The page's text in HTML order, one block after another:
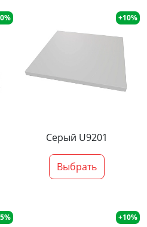
+10%
Серый U9201
Выбрать
+10%